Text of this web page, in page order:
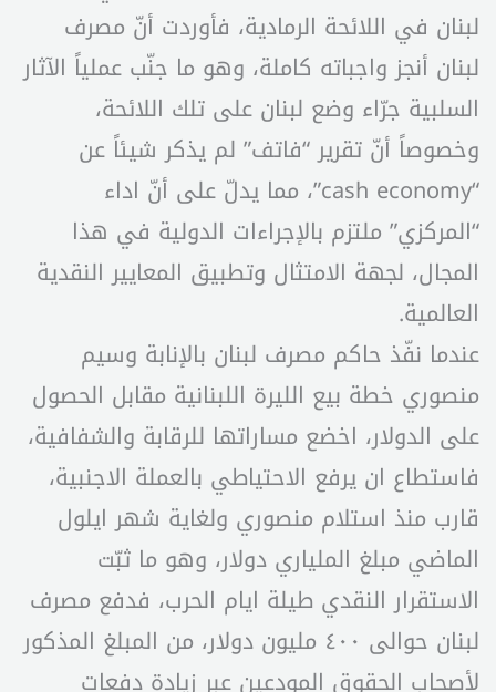
لبنان في اللائحة الرمادية، فأوردت أنّ مصرف
لبنان أنجز واجباته كاملة، وهو ما جنّب عملياً الآثار
السلبية جرّاء وضع لبنان على تلك اللائحة،
وخصوصاً أنّ تقرير “فاتف” لم يذكر شيئاً عن
“cash economy”، مما يدلّ على أنّ اداء
“المركزي” ملتزم بالإجراءات الدولية في هذا
المجال، لجهة الامتثال وتطبيق المعايير النقدية
العالمية.
عندما نفّذ حاكم مصرف لبنان بالإنابة وسيم
منصوري خطة بيع الليرة اللبنانية مقابل الحصول
على الدولار، اخضع مساراتها للرقابة والشفافية،
فاستطاع ان يرفع الاحتياطي بالعملة الاجنبية،
قارب منذ استلام منصوري ولغاية شهر ايلول
الماضي مبلغ الملياري دولار، وهو ما ثبّت
الاستقرار النقدي طيلة ايام الحرب، فدفع مصرف
لبنان حوالى ٤٠٠ مليون دولار، من المبلغ المذكور
لأصحاب الحقوق المودعين عبر زيادة دفعات